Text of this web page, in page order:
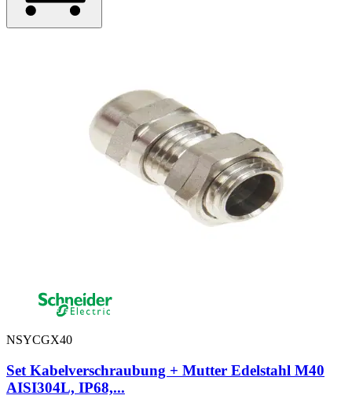
NSYCGX40
Set Kabelverschraubung + Mutter Edelstahl M40
AISI304L, IP68,...